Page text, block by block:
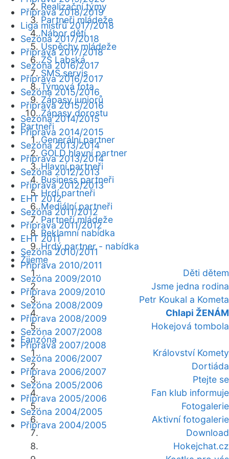
Realizační týmy
Partneři mládeže
Nábor dětí
Úspěchy mládeže
ZŠ Labská
SMS servis
Týmová fota
Zápasy juniorů
Zápasy dorostu
Partneři
Generální partner
GOLD hlavní partner
Hlavní partneři
Business partneři
Hrdí partneři
Mediální partneři
Partneři mládeže
Reklamní nabídka
Hrdý partner - nabídka
Žijeme
Děti dětem
Jsme jedna rodina
Petr Koukal a Kometa
Chlapi ŽENÁM
Hokejová tombola
Fanzóna
Království Komety
Dortiáda
Ptejte se
Fan klub informuje
Fotogalerie
Aktivní fotogalerie
Download
Hokejchat.cz
Příprava 2018/2019
Liga mistrů 2017/2018
Sezóna 2017/2018
Příprava 2017/2018
Sezóna 2016/2017
Příprava 2016/2017
Sezóna 2015/2016
Příprava 2015/2016
Sezóna 2014/2015
Příprava 2014/2015
Sezóna 2013/2014
Příprava 2013/2014
Sezóna 2012/2013
Příprava 2012/2013
EHT 2012
Sezóna 2011/2012
Příprava 2011/2012
EHT 2011
Sezóna 2010/2011
Příprava 2010/2011
Sezóna 2009/2010
Příprava 2009/2010
Sezóna 2008/2009
Příprava 2008/2009
Sezóna 2007/2008
Příprava 2007/2008
Sezóna 2006/2007
Příprava 2006/2007
Sezóna 2005/2006
Příprava 2005/2006
Sezóna 2004/2005
Příprava 2004/2005